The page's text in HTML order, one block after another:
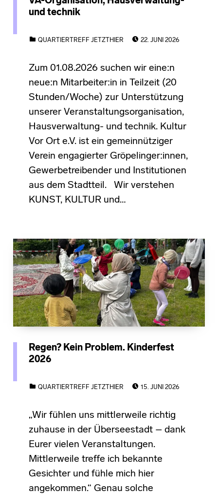
und technik
QUARTIERTREFF JETZTHIER
22. JUNI 2026
Zum 01.08.2026 suchen wir eine:n
neue:n Mitarbeiter:in in Teilzeit (20
Stunden/Woche) zur Unterstützung
unserer Veranstaltungsorganisation,
Hausverwaltung- und technik. Kultur
Vor Ort e.V. ist ein gemeinnütziger
Verein engagierter Gröpelinger:innen,
Gewerbetreibender und Institutionen
aus dem Stadtteil. Wir verstehen
KUNST, KULTUR und…
Regen? Kein Problem. Kinderfest
2026
QUARTIERTREFF JETZTHIER
15. JUNI 2026
„Wir fühlen uns mittlerweile richtig
zuhause in der Überseestadt – dank
Eurer vielen Veranstaltungen.
Mittlerweile treffe ich bekannte
Gesichter und fühle mich hier
angekommen.“ Genau solche